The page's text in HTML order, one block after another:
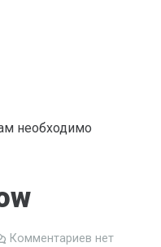
необходимо
Комментариев нет